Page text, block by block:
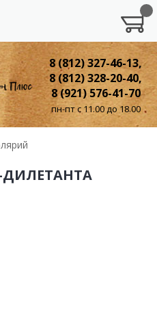
8 (812) 327-46-13,
8 (812) 328-20-40,
8 (921) 576-41-70
пн-пт с 11.00 до 18.00
ДИЛЕТАНТА